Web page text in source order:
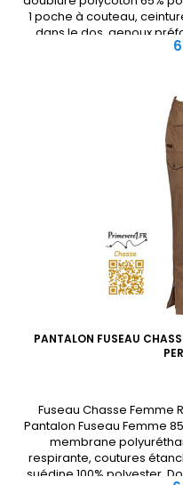
1 poche à couteau,
dans le dos, genoux
renforcés.
PANTALON FUSEAU
Fuseau Chasse Femme
Pantalon Fuseau Femme
membrane
respirante, coutures
suédine 100% polyester.